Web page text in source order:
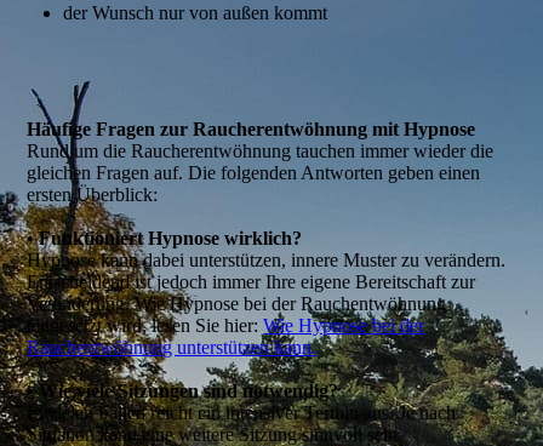
der Wunsch nur von außen kommt
Häufige Fragen zur Raucherentwöhnung mit Hypnose
Rund um die Raucherentwöhnung tauchen immer wieder die
gleichen Fragen auf. Die folgenden Antworten geben einen
ersten Überblick:
• Funktioniert Hypnose wirklich?
Hypnose kann dabei unterstützen, innere Muster zu verändern.
Entscheidend ist jedoch immer Ihre eigene Bereitschaft zur
Veränderung. Wie Hypnose bei der Rauchentwöhnung
eingesetzt wird, lesen Sie hier:Wie Hypnose bei der
Rauchentwöhnung unterstützen kann.
• Wie viele Sitzungen sind notwendig?
In vielen Fällen reicht ein intensiver Termin aus. Je nach
Situation kann eine weitere Sitzung sinnvoll sein.